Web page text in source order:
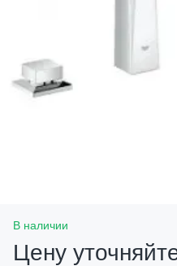
В наличии
Цену